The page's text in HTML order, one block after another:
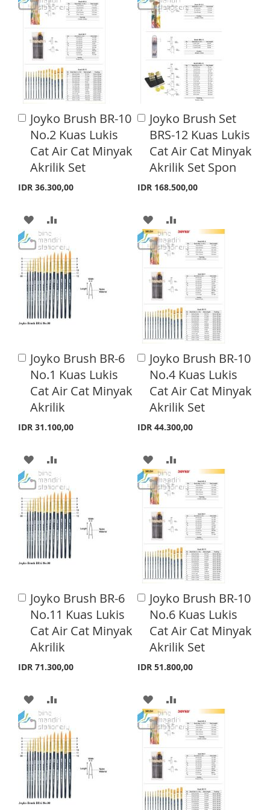
D
T
O
W
I
H
L
I
S
T
D
O
C
O
P
A
R
E
D
T
O
W
S
H
L
I
T
D
T
O
C
M
P
A
R
Joyko Brush BR-10
No.2 Kuas Lukis
Cat Air Cat Minyak
Akrilik Set
IDR 36.300,00
A
d
d
t
o
C
a
A
D
D
T
O
W
S
H
L
I
T
D
D
T
O
C
M
P
A
R
Joyko Brush Set
BRS-12 Kuas Lukis
Cat Air Cat Minyak
Akrilik Set Spon
IDR 168.500,00
A
d
d
t
o
C
a
A
D
D
T
O
W
I
S
H
L
I
T
D
D
T
O
C
O
M
P
A
R
Joyko Brush BR-6
No.1 Kuas Lukis
Cat Air Cat Minyak
Akrilik
IDR 31.100,00
A
d
d
t
o
C
a
A
D
D
T
O
W
S
H
L
I
T
D
D
T
O
C
M
P
A
R
Joyko Brush BR-10
No.4 Kuas Lukis
Cat Air Cat Minyak
Akrilik Set
IDR 44.300,00
A
d
d
t
o
C
a
A
D
D
T
O
W
I
S
H
L
I
T
D
D
T
O
C
O
M
P
A
R
Joyko Brush BR-6
No.11 Kuas Lukis
Cat Air Cat Minyak
Akrilik
IDR 71.300,00
A
d
d
t
o
C
a
A
D
D
T
O
W
D
D
T
O
C
Joyko Brush BR-10
No.6 Kuas Lukis
Cat Air Cat Minyak
Akrilik Set
IDR 51.800,00
A
d
d
t
o
C
a
A
D
D
T
O
W
D
D
T
O
C